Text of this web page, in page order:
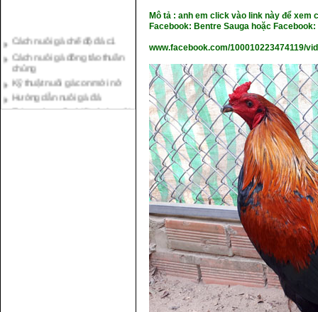
Cách nuôi gà đông tảo thuần
Kỹ thuật nuôi gà con mới nở
Hướng dẫn nuôi gà đá
Tại sao bạn cần biết cách nuôi
gà chọi ?
Mô tả : anh em click vào link này để
Facebook: Bentre Sauga hoặc Facebook:
www.facebook.com/100010223474119/